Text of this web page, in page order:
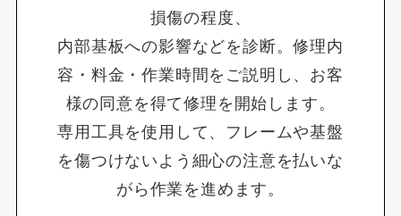
損傷の程度、
内部基板への影響などを診断。修理内
容・料金・作業時間をご説明し、お客
様の同意を得て修理を開始します。
専用工具を使用して、フレームや基盤
を傷つけないよう細心の注意を払いな
がら作業を進めます。